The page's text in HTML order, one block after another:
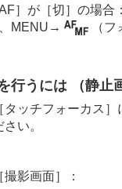
スエリア自動消灯
ング中エリア枠
AFエリア表示
のAF特性
へのAF追従
り感度
スト
］ が ［切］ の場合
MENU → （フ
行うには （静止
タッチフォーカス］
い。
撮影画面］
：